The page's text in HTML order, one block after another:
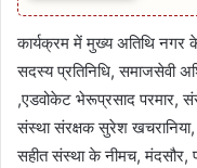
कार्यक्रम में मुख्य अतिथि नगर
सदस्य प्रतिनिधि, समाजसेवी
,एडवोकेट भेरूप्रसाद परमार,
संस्था संरक्षक सुरेश खचरानिया,
सहीत संस्था के नीमच, मंदसौर,